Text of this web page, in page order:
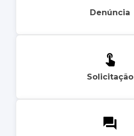
Denúncia
Solicitação